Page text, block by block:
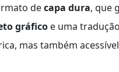
decapa dura, que
gráfico e uma
mas também